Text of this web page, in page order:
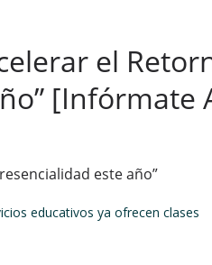
el
[Infórmate
este año”
educativos ya ofrecen clases